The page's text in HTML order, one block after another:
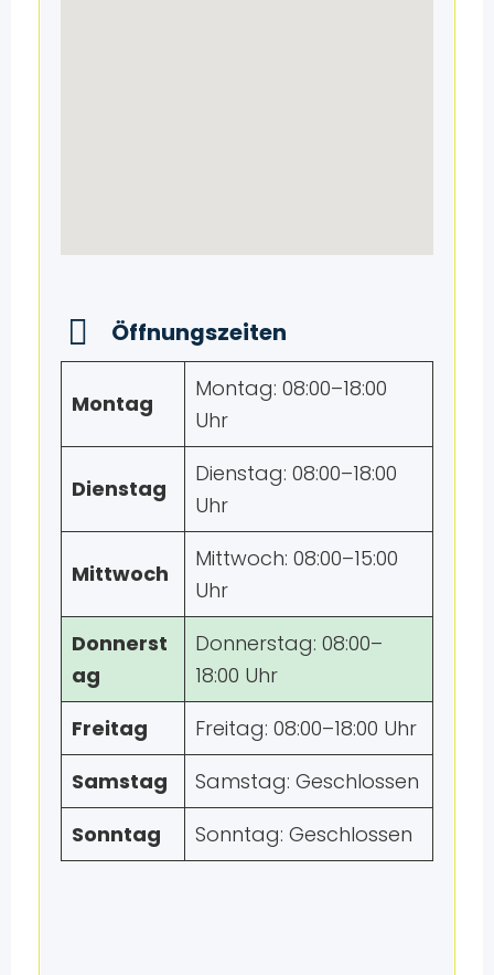
Öffnungszeiten
Montag
Montag: 08:00–18:00
Uhr
Dienstag
Dienstag: 08:00–18:00
Uhr
Mittwoch
Mittwoch: 08:00–15:00
Uhr
Donnerst
ag
Donnerstag: 08:00–
18:00 Uhr
Freitag
Freitag: 08:00–18:00 Uhr
Samstag
Samstag: Geschlossen
Sonntag
Sonntag: Geschlossen